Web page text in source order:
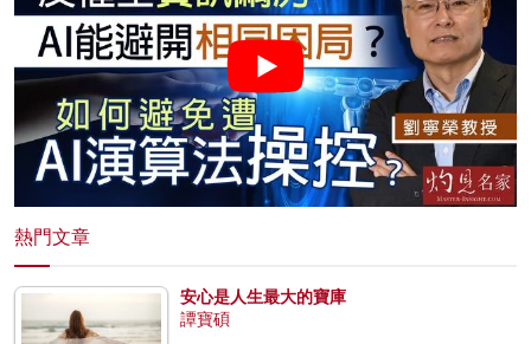
熱門文章
安心是人生最大的寶庫
譚寶碩